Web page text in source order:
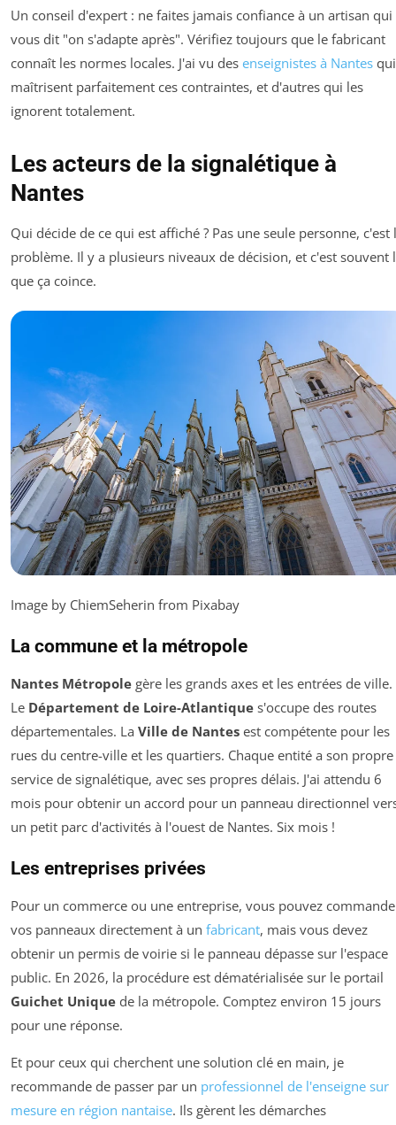
Un conseil d'expert : ne faites jamais confiance à un artisan qui
vous dit "on s'adapte après". Vérifiez toujours que le fabricant
connaît les normes locales. J'ai vu des enseignistes à Nantes qui
maîtrisent parfaitement ces contraintes, et d'autres qui les
ignorent totalement.
Les acteurs de la signalétique à
Nantes
Qui décide de ce qui est affiché ? Pas une seule personne, c'est
problème. Il y a plusieurs niveaux de décision, et c'est souvent
que ça coince.
Image by ChiemSeherin from Pixabay
La commune et la métropole
Nantes Métropole gère les grands axes et les entrées de ville.
Le Département de Loire-Atlantique s'occupe des routes
départementales. La Ville de Nantes est compétente pour les
rues du centre-ville et les quartiers. Chaque entité a son propre
service de signalétique, avec ses propres délais. J'ai attendu 6
mois pour obtenir un accord pour un panneau directionnel
un petit parc d'activités à l'ouest de Nantes. Six mois !
Les entreprises privées
Pour un commerce ou une entreprise, vous pouvez
vos panneaux directement à un fabricant, mais vous devez
obtenir un permis de voirie si le panneau dépasse sur l'espace
public. En 2026, la procédure est dématérialisée sur le portail
Guichet Unique de la métropole. Comptez environ 15 jours
pour une réponse.
Et pour ceux qui cherchent une solution clé en main, je
recommande de passer par un professionnel de l'enseigne sur
mesure en région nantaise. Ils gèrent les démarches